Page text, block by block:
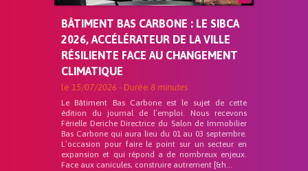
BÂTIMENT BAS CARBONE : LE SIBCA
2026, ACCÉLÉRATEUR DE LA VILLE
RÉSILIENTE FACE AU CHANGEMENT
CLIMATIQUE
le 15/07/2026 - Durée 8 minutes
Le Bâtiment Bas Carbone est le sujet de cette
édition du journal de l’emploi. Nous recevons
Férielle Deriche Directrice du Salon de Immobilier
Bas Carbone qui aura lieu du 01 au 03 septembre.
L’occasion pour faire le point sur un secteur en
expansion et qui répond a de nombreux enjeux.
Face aux canicules, construire autrement [&h...